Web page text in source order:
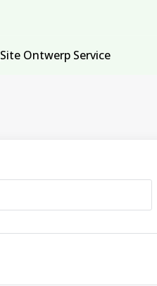
Site Ontwerp Service